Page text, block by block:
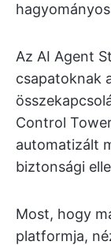
Az AI Agent
csapatoknak
Control
automatizált
biztonsági
Most, hogy
platformja,